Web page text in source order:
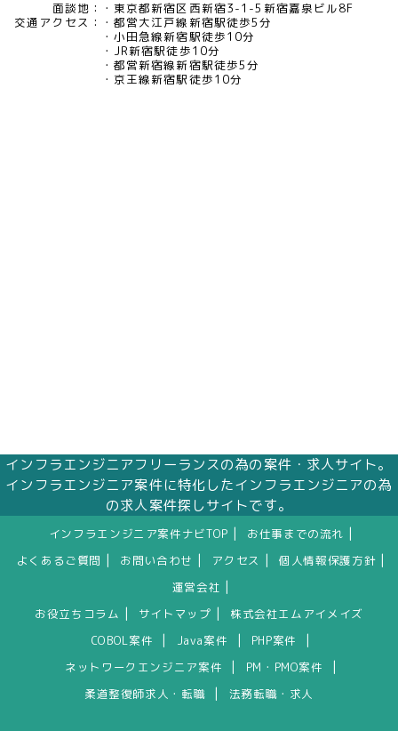
面談地：
東京都新宿区西新宿3-1-5新宿嘉泉ビル8F
交通アクセス：
都営大江戸線新宿駅徒歩5分
小田急線新宿駅徒歩10分
JR新宿駅徒歩10分
都営新宿線新宿駅徒歩5分
京王線新宿駅徒歩10分
インフラエンジニアフリーランスの為の案件・求人サイト。
インフラエンジニア案件に特化したインフラエンジニアの為
の求人案件探しサイトです。
インフラエンジニア案件ナビTOP お仕事までの流れ
よくあるご質問 お問い合わせ アクセス 個人情報保護方針
運営会社
お役立ちコラム サイトマップ
株式会社エムアイメイズ
COBOL案件
Java案件 PHP案件
ネットワークエンジニア案件 PM・PMO案件
柔道整復師求人・転職 法務転職・求人